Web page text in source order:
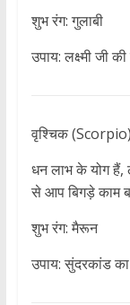
शुभ रंग: गुलाबी
उपाय: लक्ष्मी जी
वृश्चिक (Scorpio)
धन लाभ के योग हैं,
से आप बिगड़े काम
शुभ रंग: मैरून
उपाय: सुंदरकांड